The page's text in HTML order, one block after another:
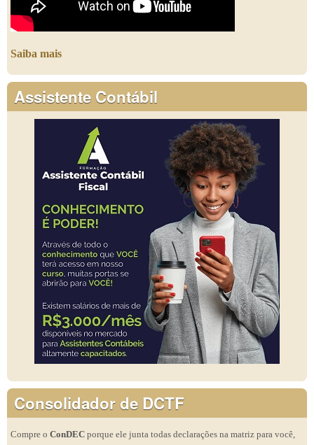
Saiba mais
Assistente Contábil
Consolidador de DCTF
Compre o ConDEC porque ele junta todas declarações na matriz para você,